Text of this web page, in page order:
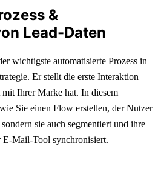
&
Lead-Daten
wichtigste automatisierte Prozess in
Er stellt die erste Interaktion
mit Ihrer Marke hat. In diesem
Sie einen Flow erstellen, der Nutzer
sie auch segmentiert und ihre
Mail-Tool synchronisiert.